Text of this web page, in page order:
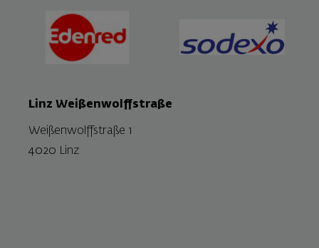
Linz Weißenwolffstraße
Weißenwolffstraße 1
4020 Linz